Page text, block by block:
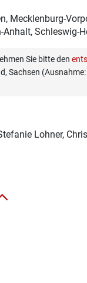
Mecklenburg-
Schleswig-
Sie bitte den
Sachsen
Lohner,